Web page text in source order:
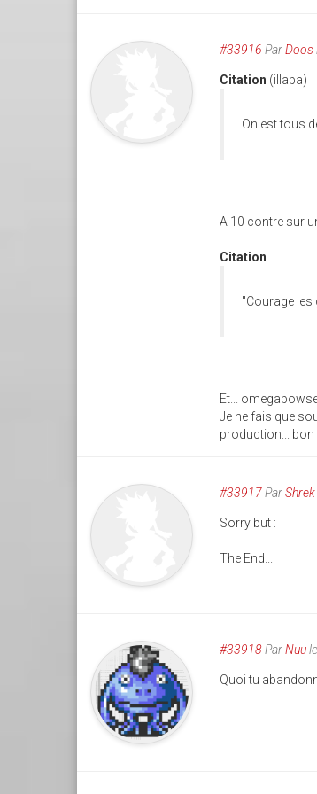
#33916 ParDoos
Citation (illapa)
On est tous
A 10 contre sur
Citation
"Courage les
Et...
Je ne fais que
production... bon
#33917ParShrek
Sorry but :
The End...
#33918ParNuu
Quoi tu